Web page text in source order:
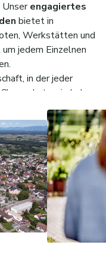
Unserengagiertes
bietet in
Werkstätten und
jedem Einzelnen
in der jeder
hat, sein Leben
Durch
schaffen wir
Gemeinsam
Arbeit und setzen
in
erhalten, die sie